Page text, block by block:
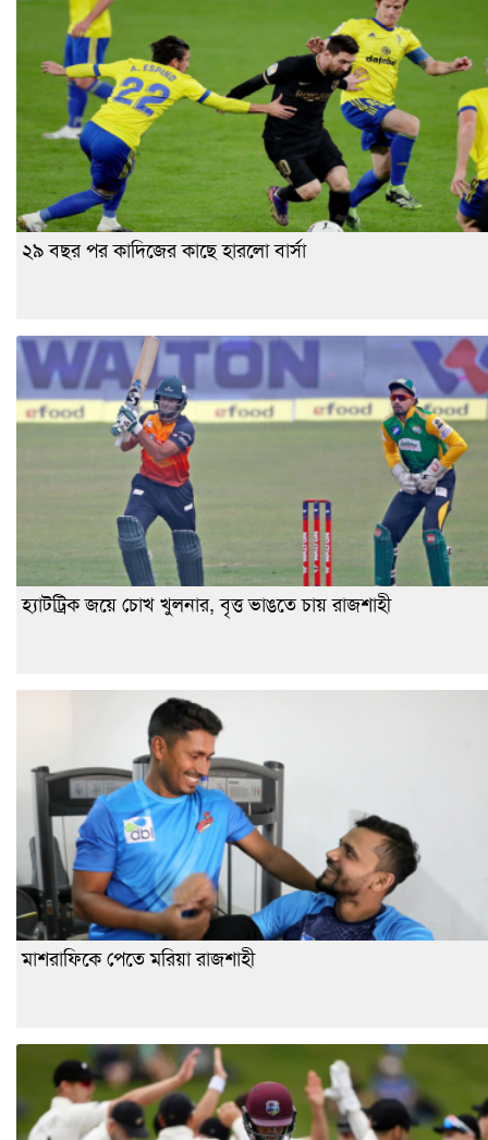
২৯ বছর পর কাদিজের কাছে হারলো বার্সা
হ্যাটট্রিক জয়ে চোখ খুলনার, বৃত্ত ভাঙতে চায় রাজশাহী
মাশরাফিকে পেতে মরিয়া রাজশাহী